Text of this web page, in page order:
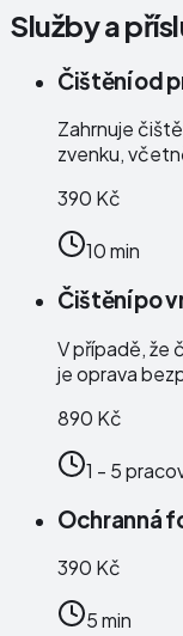
Služby a
Čištění od
Zahrnuje
zvenku,
390 Kč
10 min
Čištění po
V případě, že
je oprava
890 Kč
1 - 5
Ochranná
390 Kč
5 min